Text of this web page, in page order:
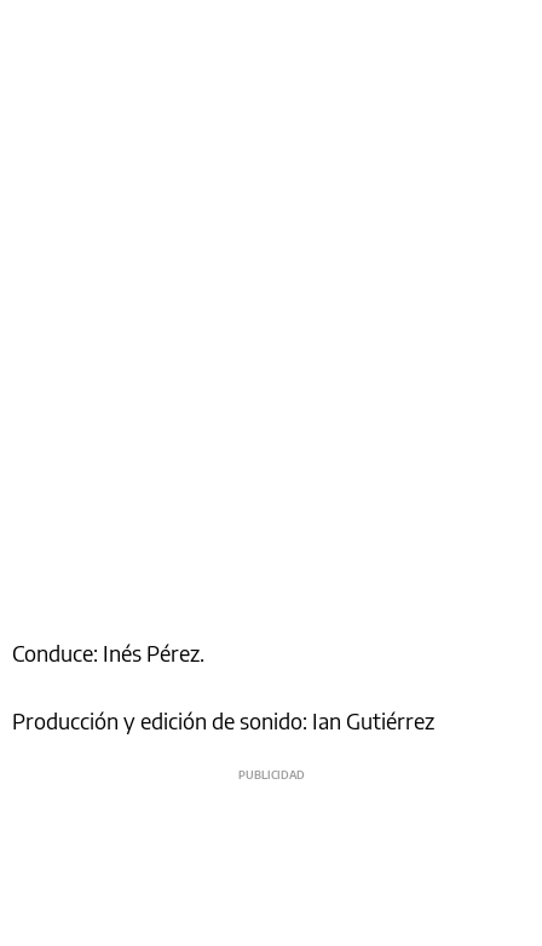
Conduce: Inés Pérez.
Producción y edición de sonido: Ian Gutiérrez